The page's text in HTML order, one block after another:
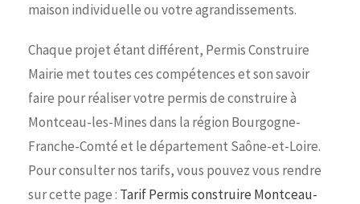
maison individuelle ou votre agrandissements.
Chaque projet étant différent, Permis Construire
Mairie met toutes ces compétences et son savoir
faire pour réaliser votre permis de construire à
Montceau-les-Mines dans la région Bourgogne-
Franche-Comté et le département Saône-et-Loire.
Pour consulter nos tarifs, vous pouvez vous rendre
sur cette page : Tarif Permis construire Montceau-